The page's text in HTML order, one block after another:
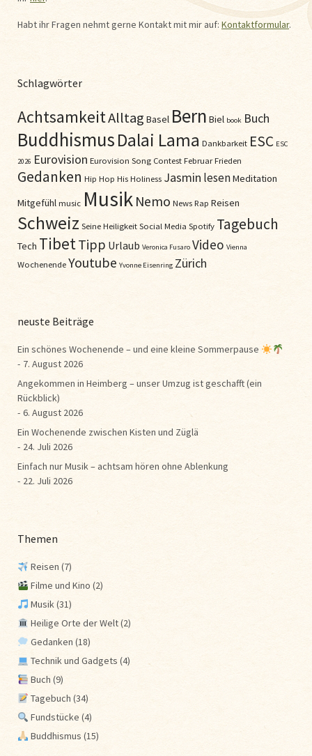
Habt ihr Fragen nehmt gerne Kontakt mit mir auf: Kontaktformular.
Schlagwörter
AchtsamkeitAlltag Basel Bern Biel book Buch
BuddhismusDalai Lama Dankbarkeit ESC ESC
2026 Eurovision Eurovision Song ContestFebruarFrieden
Gedanken Hip Hop His Holiness Jasmin lesenMeditation
Mitgefühlmusic Musik Nemo NewsRap Reisen
Schweiz Seine HeiligkeitSocial Media Spotify Tagebuch
Tech TibetTipp Urlaub Veronica Fusaro Video Vienna
WochenendeYoutube Yvonne Eisenring Zürich
neuste Beiträge
Ein schönes Wochenende – und eine kleine Sommerpause
7. August 2026
Angekommen in Heimberg – unser Umzug ist geschafft (ein
Rückblick)
6. August 2026
Ein Wochenende zwischen Kisten und Züglä
24. Juli 2026
Einfach nur Musik – achtsam hören ohne Ablenkung
22. Juli 2026
Themen
Reisen (7)
Filme und Kino (2)
Musik(31)
Heilige Orte der Welt(2)
Gedanken (18)
Technik und Gadgets (4)
Buch (9)
Tagebuch (34)
Fundstücke (4)
Buddhismus (15)